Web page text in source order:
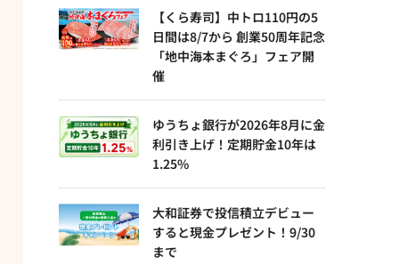
【くら寿司】中トロ110円の5
日間は8/7から 創業50周年記念
「地中海本まぐろ」フェア開
催
ゆうちょ銀行が2026年8月に金
利引き上げ！定期貯金10年は
1.25%
大和証券で投信積立デビュー
すると現金プレゼント！9/30
まで